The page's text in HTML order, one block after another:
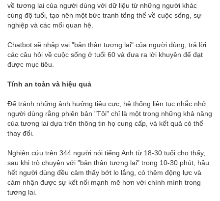
về tương lai của người dùng với dữ liệu từ những người khác
cùng độ tuổi, tạo nên một bức tranh tổng thể về cuộc sống, sự
nghiệp và các mối quan hệ.
Chatbot sẽ nhập vai "bản thân tương lai" của người dùng, trả lời
các câu hỏi về cuộc sống ở tuổi 60 và đưa ra lời khuyên để đạt
được mục tiêu.
Tính an toàn và hiệu quả
Để tránh những ảnh hưởng tiêu cực, hệ thống liên tục nhắc nhở
người dùng rằng phiên bản "Tôi" chỉ là một trong những khả năng
của tương lai dựa trên thông tin họ cung cấp, và kết quả có thể
thay đổi.
Nghiên cứu trên 344 người nói tiếng Anh từ 18-30 tuổi cho thấy,
sau khi trò chuyện với "bản thân tương lai" trong 10-30 phút, hầu
hết người dùng đều cảm thấy bớt lo lắng, có thêm động lực và
cảm nhận được sự kết nối mạnh mẽ hơn với chính mình trong
tương lai.